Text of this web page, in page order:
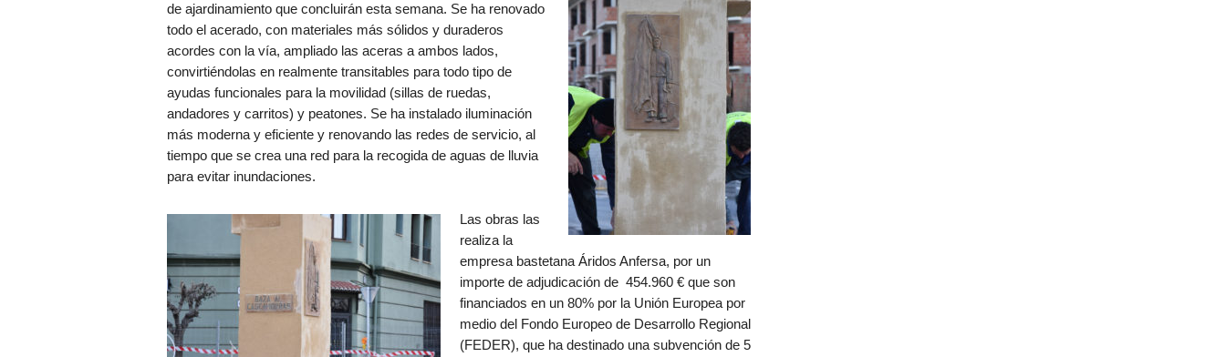
de ajardinamiento que concluirán esta semana. Se ha renovado
todo el acerado, con materiales más sólidos y duraderos
acordes con la vía, ampliado las aceras a ambos lados,
convirtiéndolas en realmente transitables para todo tipo de
ayudas funcionales para la movilidad (sillas de ruedas,
andadores y carritos) y peatones. Se ha instalado iluminación
más moderna y eficiente y renovando las redes de servicio, al
tiempo que se crea una red para la recogida de aguas de lluvia
para evitar inundaciones.
Las obras las
realiza la
empresa bastetana Áridos Anfersa, por un
importe de adjudicación de 454.960 € que son
financiados en un 80% por la Unión Europea por
medio del Fondo Europeo de Desarrollo Regional
(FEDER), que ha destinado una subvención de 5